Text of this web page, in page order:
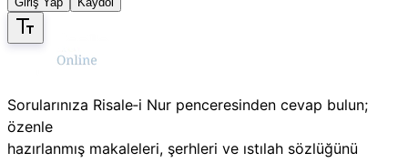
Sorularınıza Risale‑i Nur penceresinden cevap bulun;
özenle
hazırlanmış makaleleri, şerhleri ve ıstılah sözlüğünü